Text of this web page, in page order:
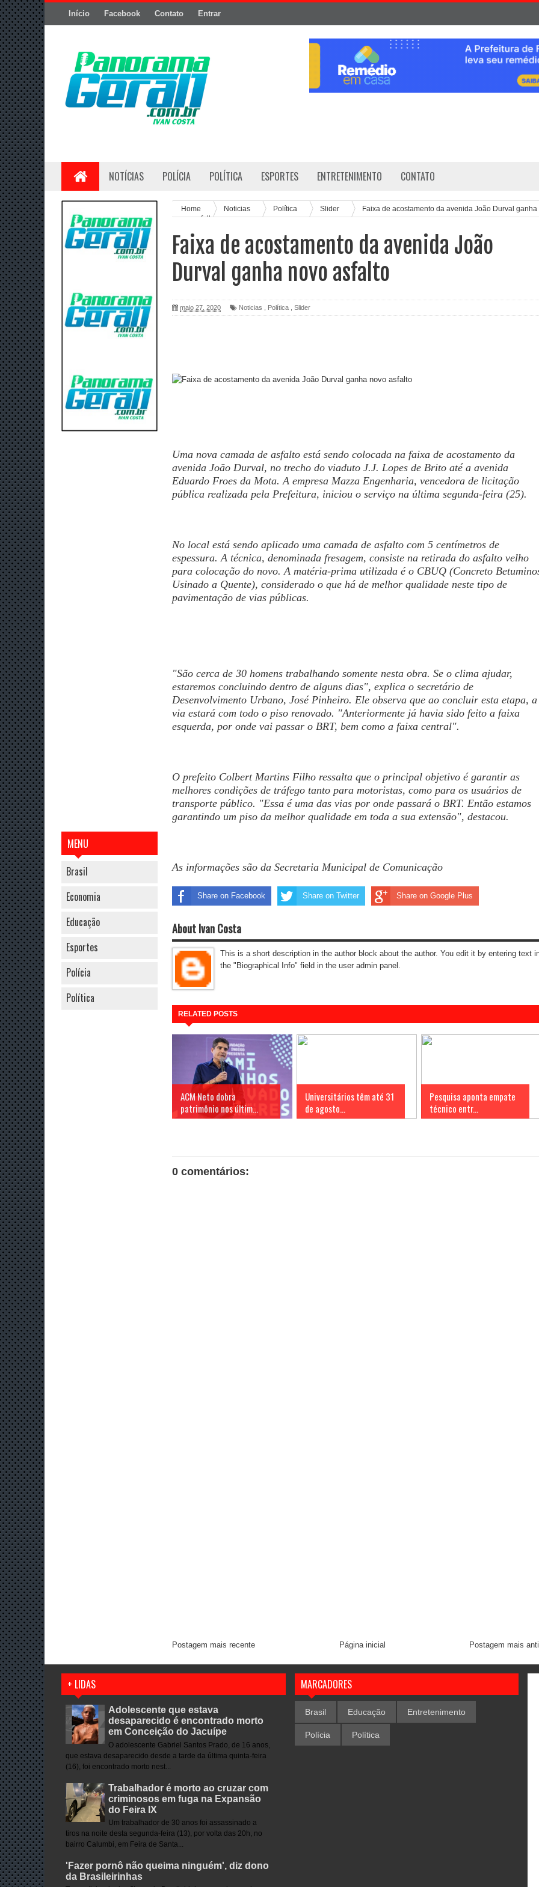
Início Facebook Contato Entrar
NOTÍCIAS POLÍCIA POLÍTICA ESPORTES ENTRETENIMENTO CONTATO
MENU
Brasil
Economia
Educação
Esportes
Polícia
Política
Home Noticias Política Slider
Faixa de acostamento da avenida João Durval ganha
novo asfalto
Faixa de acostamento da avenida João
Durval ganha novo asfalto
maio 27, 2020 Noticias Política Slider
Uma nova camada de asfalto está sendo colocada na faixa de acostamento da
avenida João Durval, no trecho do viaduto J.J. Lopes de Brito até a avenida
Eduardo Froes da Mota. A empresa Mazza Engenharia, vencedora de licitação
pública realizada pela Prefeitura, iniciou o serviço na última segunda-feira (25).
No local está sendo aplicado uma camada de asfalto com 5 centímetros de
espessura. A técnica, denominada fresagem, consiste na retirada do asfalto velho
para colocação do novo. A matéria-prima utilizada é o CBUQ (Concreto
Usinado a Quente), considerado o que há de melhor qualidade neste tipo de
pavimentação de vias públicas.
"São cerca de 30 homens trabalhando somente nesta obra. Se o clima ajudar,
estaremos concluindo dentro de alguns dias", explica o secretário de
Desenvolvimento Urbano, José Pinheiro. Ele observa que ao concluir esta etapa, a
via estará com todo o piso renovado. "Anteriormente já havia sido feito a faixa
esquerda, por onde vai passar o BRT, bem como a faixa central".
O prefeito Colbert Martins Filho ressalta que o principal objetivo é garantir as
melhores condições de tráfego tanto para motoristas, como para os usuários de
transporte público. "Essa é uma das vias por onde passará o BRT. Então estamos
garantindo um piso da melhor qualidade em toda a sua extensão", destacou.
As informações são da Secretaria Municipal de Comunicação
Share on Facebook Share on Twitter Share on Google Plus
About Ivan Costa
This is a short description in the author block about the author. You edit it by entering text
the "Biographical Info" field in the user admin panel.
RELATED POSTS
ACM Neto dobra
patrimônio nos últim...
Universitários têm até 31
de agosto...
Pesquisa aponta empate
técnico entr...
0 comentários:
Postagem mais recente Postagem mais
Página inicial
+ LIDAS
Adolescente que estava
desaparecido é encontrado morto
em Conceição do Jacuípe
O adolescente Gabriel Santos Prado, de 16 anos,
que estava desaparecido desde a tarde da última quinta-feira
(16), foi encontrado morto nest...
Trabalhador é morto ao cruzar com
criminosos em fuga na Expansão
do Feira IX
Um trabalhador de 30 anos foi assassinado a
tiros na noite desta segunda-feira (13), por volta das 20h, no
bairro Calumbi, em Feira de Santa...
'Fazer pornô não queima ninguém', diz dono
da Brasileirinhas
MARCADORES
Brasil Educação Entretenimento
Polícia Política